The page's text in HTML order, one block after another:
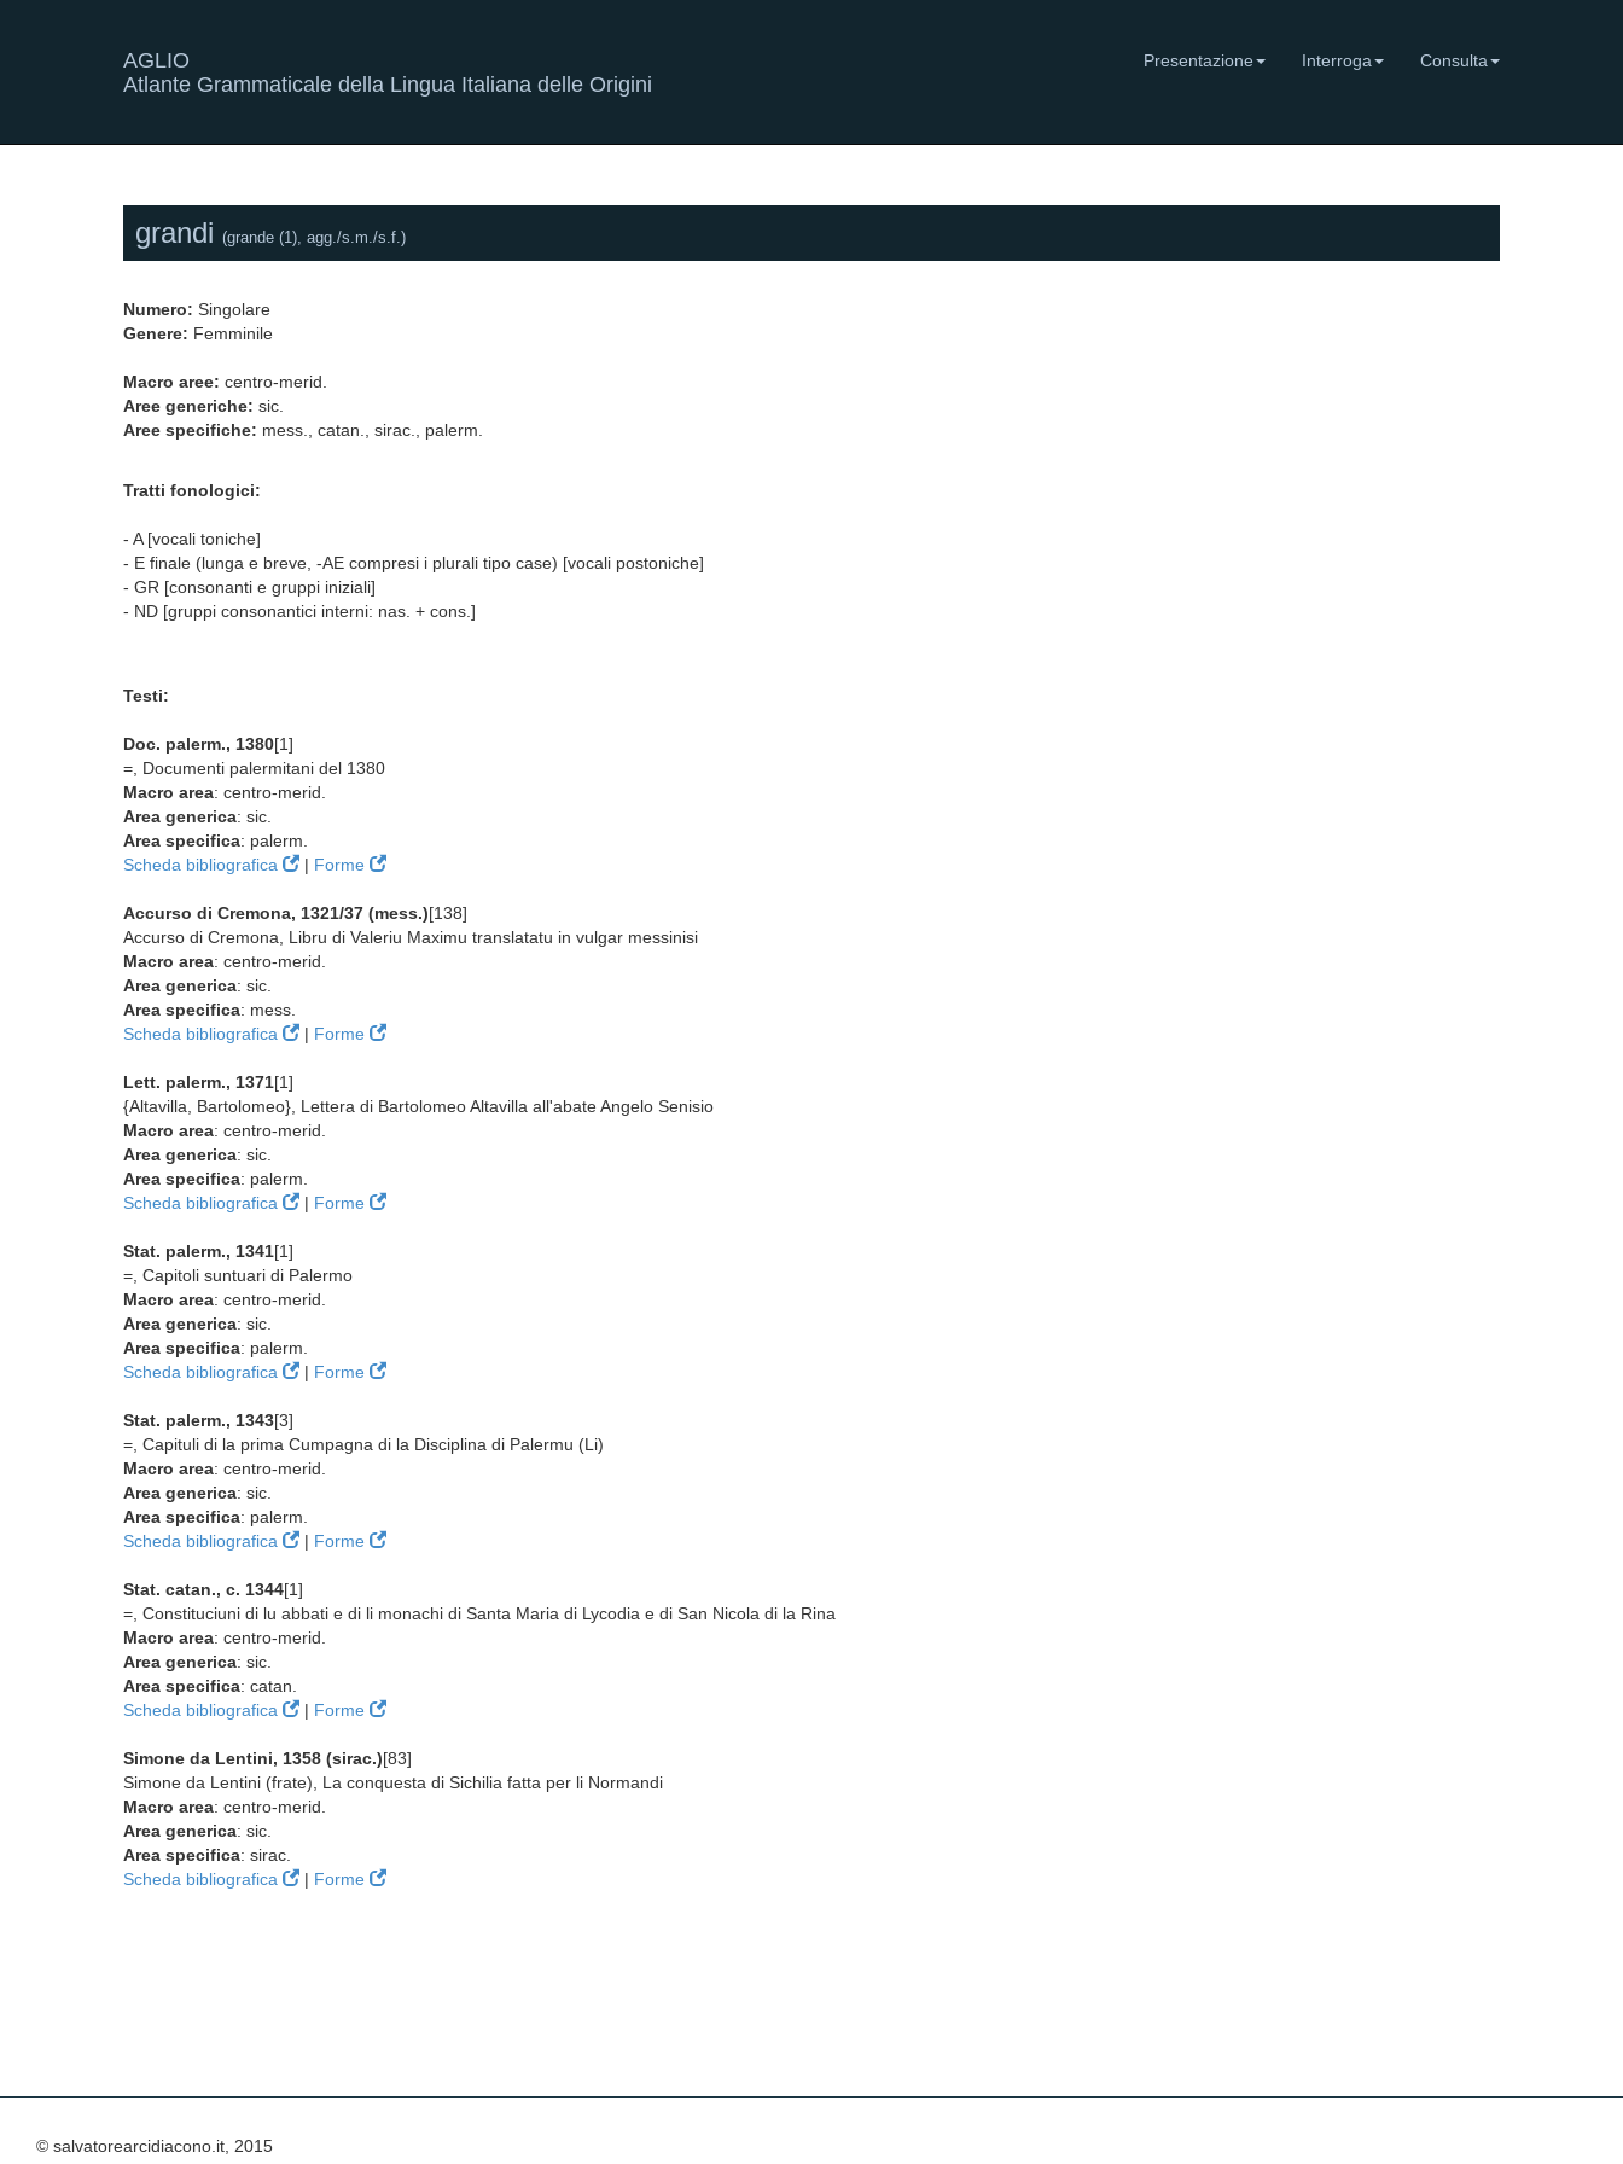
AGLIO
Atlante Grammaticale della Lingua Italiana delle Origini
Presentazione Interroga Consulta
grandi (grande (1), agg./s.m./s.f.)
Numero: Singolare
Genere: Femminile
Macro aree: centro-merid.
Aree generiche: sic.
Aree specifiche: mess., catan., sirac., palerm.
Tratti fonologici:
- A [vocali toniche]
- E finale (lunga e breve, -AE compresi i plurali tipo case) [vocali postoniche]
- GR [consonanti e gruppi iniziali]
- ND [gruppi consonantici interni: nas. + cons.]
Testi:
Doc. palerm., 1380[1]
=, Documenti palermitani del 1380
Macro area: centro-merid.
Area generica: sic.
Area specifica: palerm.
Scheda bibliografica
| Forme
Accurso di Cremona, 1321/37 (mess.)[138]
Accurso di Cremona, Libru di Valeriu Maximu translatatu in vulgar messinisi
Macro area: centro-merid.
Area generica: sic.
Area specifica: mess.
Scheda bibliografica
| Forme
Lett. palerm., 1371[1]
{Altavilla, Bartolomeo}, Lettera di Bartolomeo Altavilla all'abate Angelo Senisio
Macro area: centro-merid.
Area generica: sic.
Area specifica: palerm.
Scheda bibliografica
| Forme
Stat. palerm., 1341[1]
=, Capitoli suntuari di Palermo
Macro area: centro-merid.
Area generica: sic.
Area specifica: palerm.
Scheda bibliografica
| Forme
Stat. palerm., 1343[3]
=, Capituli di la prima Cumpagna di la Disciplina di Palermu (Li)
Macro area: centro-merid.
Area generica: sic.
Area specifica: palerm.
Scheda bibliografica
| Forme
Stat. catan., c. 1344[1]
=, Constituciuni di lu abbati e di li monachi di Santa Maria di Lycodia e di San Nicola di la Rina
Macro area: centro-merid.
Area generica: sic.
Area specifica: catan.
Scheda bibliografica
| Forme
Simone da Lentini, 1358 (sirac.)[83]
Simone da Lentini (frate), La conquesta di Sichilia fatta per li Normandi
Macro area: centro-merid.
Area generica: sic.
Area specifica: sirac.
Scheda bibliografica
| Forme
© salvatorearcidiacono.it, 2015